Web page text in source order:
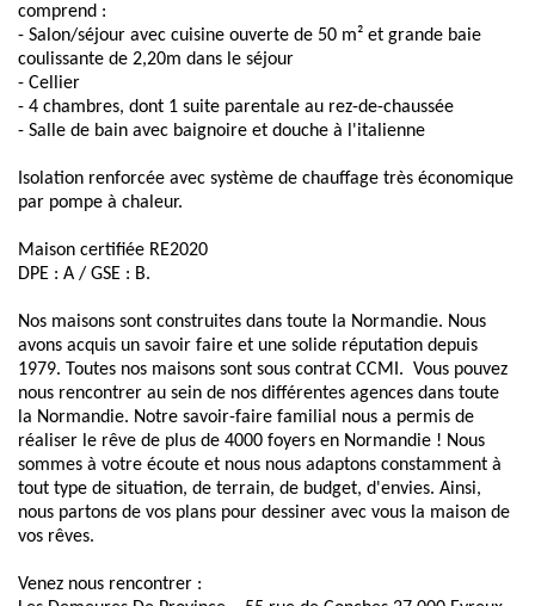
comprend :
- Salon/séjour avec cuisine ouverte de 50 m² et grande baie
coulissante de 2,20m dans le séjour
- Cellier
- 4 chambres, dont 1 suite parentale au rez-de-chaussée
- Salle de bain avec baignoire et douche à l'italienne
Isolation renforcée avec système de chauffage très économique
par pompe à chaleur.
Maison certifiée RE2020
DPE : A / GSE : B.
Nos maisons sont construites dans toute la Normandie. Nous
avons acquis un savoir faire et une solide réputation depuis
1979. Toutes nos maisons sont sous contrat CCMI. Vous pouvez
nous rencontrer au sein de nos différentes agences dans toute
la Normandie. Notre savoir-faire familial nous a permis de
réaliser le rêve de plus de 4000 foyers en Normandie ! Nous
sommes à votre écoute et nous nous adaptons constamment à
tout type de situation, de terrain, de budget, d'envies. Ainsi,
nous partons de vos plans pour dessiner avec vous la maison de
vos rêves.
Venez nous rencontrer :